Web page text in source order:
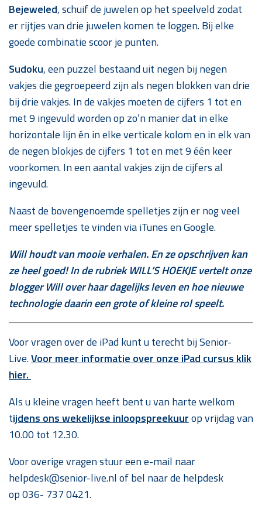
Bejeweled, schuif de juwelen op het speelveld zodat
er rijtjes van drie juwelen komen te loggen. Bij elke
goede combinatie scoor je punten.
Sudoku, een puzzel bestaand uit negen bij negen
vakjes die gegroepeerd zijn als negen blokken van drie
bij drie vakjes. In de vakjes moeten de cijfers 1 tot en
met 9 ingevuld worden op zo’n manier dat in elke
horizontale lijn én in elke verticale kolom en in elk van
de negen blokjes de cijfers 1 tot en met 9 één keer
voorkomen. In een aantal vakjes zijn de cijfers al
ingevuld.
Naast de bovengenoemde spelletjes zijn er nog veel
meer spelletjes te vinden via iTunes en Google.
Will houdt van mooie verhalen. En ze opschrijven kan
ze heel goed!In de rubriek WILL’S HOEKJE vertelt onze
blogger Will over haar dagelijks leven en hoe nieuwe
technologie daarin een grote of kleine rol speelt.
Voor vragen over de iPad kunt u terecht bij Senior-
Live.Voor meer informatie over onze iPad cursus klik
hier.
Als u kleine vragen heeft bent u van harte welkom
tijdens ons wekelijkse inloopspreekuurop vrijdag van
10.00 tot 12.30.
Voor overige vragen stuur een e-mail naar
helpdesk@senior-live.nl of bel naar de helpdesk
op 036- 737 0421.